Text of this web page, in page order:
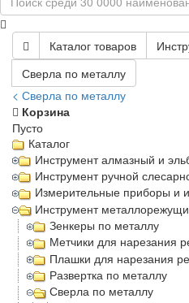
Каталог товаров
Сверла по металлу
< Сверла по металлу
Корзина
Пусто
Каталог
Инструмент алмазный и
Инструмент ручной
Измерительные приборы и
Инструмент
Зенкеры по металлу
Метчики для нарезания
Плашки для нарезания
Развертка по металлу
Сверла по металлу